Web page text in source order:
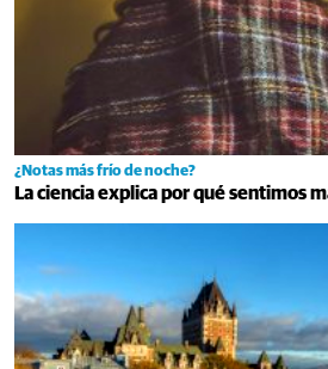
¿Notas más frío de noche?
La ciencia explica por qué sentimos